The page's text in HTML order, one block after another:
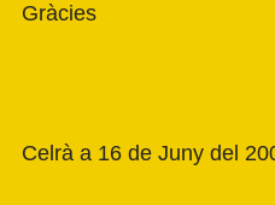
Gràcies
Celrà a 16 de Juny del